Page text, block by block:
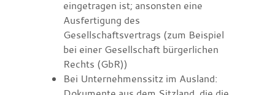
eingetragen ist; ansonsten eine
Ausfertigung des
Gesellschaftsvertrags (zum Beispiel
bei einer Gesellschaft bürgerlichen
Rechts (GbR))
Bei Unternehmenssitz im Ausland: